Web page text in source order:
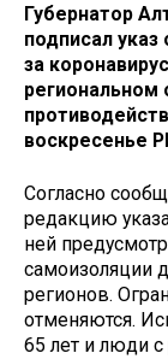
Губернатор
подписал указ
за
воскресенье
Согласно
редакцию
ней
самоизоляции
регионов.
отменяются.
65 лет и люди с